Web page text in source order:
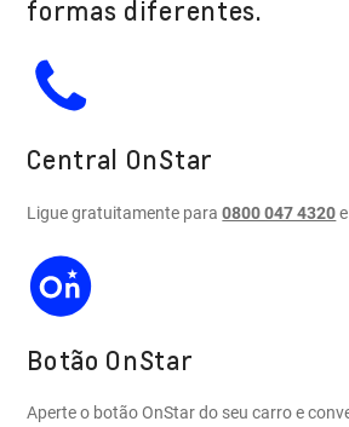
formas diferentes.
Central OnStar
Ligue gratuitamente para0800 047 4320
Botão OnStar
Aperte o botão OnStar do seu carro e